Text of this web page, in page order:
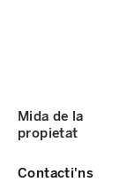
Contacti'ns
Mida de la
propietat